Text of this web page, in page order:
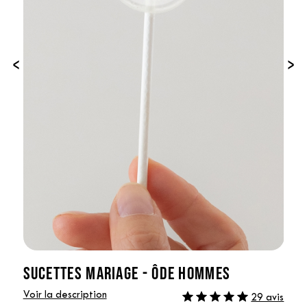
‹ ›
SUCETTES MARIAGE - ÔDE HOMMES
Voir la description 29 avis